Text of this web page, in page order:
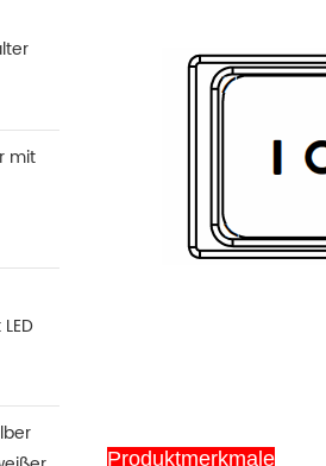
Produktmerkmale
mit